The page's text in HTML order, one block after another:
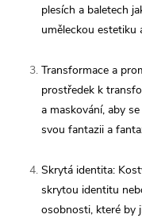
plesích a baletech
uměleckou estetiku
Transformace a
prostředek k
a maskování, aby
svou fantazii a
Skrytá identita:
skrytou identitu
osobnosti, které by